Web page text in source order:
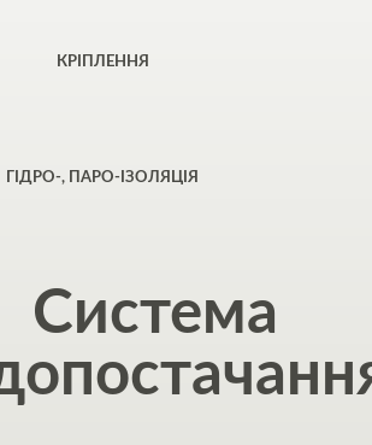
КРІПЛЕННЯ
ГІДРО-, ПАРО-ІЗОЛЯЦІЯ
Система